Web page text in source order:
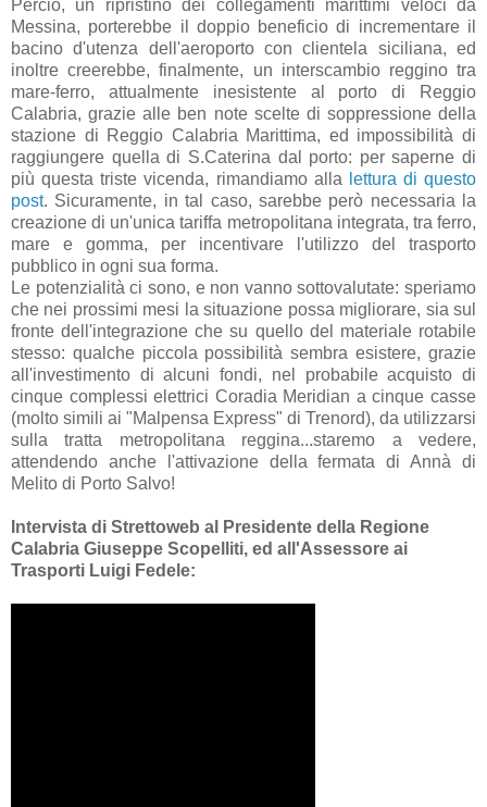
Perciò, un ripristino dei collegamenti marittimi veloci da
Messina, porterebbe il doppio beneficio di incrementare il
bacino d'utenza dell'aeroporto con clientela siciliana, ed
inoltre creerebbe, finalmente, un interscambio reggino tra
mare-ferro, attualmente inesistente al porto di Reggio
Calabria, grazie alle ben note scelte di soppressione della
stazione di Reggio Calabria Marittima, ed impossibilità di
raggiungere quella di S.Caterina dal porto: per saperne di
più questa triste vicenda, rimandiamo alla
lettura di questo
post. Sicuramente, in tal caso, sarebbe però necessaria la
creazione di un'unica tariffa metropolitana integrata, tra ferro,
mare e gomma, per incentivare l'utilizzo del trasporto
pubblico in ogni sua forma.
Le potenzialità ci sono, e non vanno sottovalutate: speriamo
che nei prossimi mesi la situazione possa migliorare, sia sul
fronte dell'integrazione che su quello del materiale rotabile
stesso: qualche piccola possibilità sembra esistere, grazie
all'investimento di alcuni fondi, nel probabile acquisto di
cinque complessi elettrici Coradia Meridian a cinque casse
(molto simili ai "Malpensa Express" di Trenord), da utilizzarsi
sulla tratta metropolitana reggina...staremo a vedere,
attendendo anche l'attivazione della fermata di Annà di
Melito di Porto Salvo!
Intervista di Strettoweb al Presidente della Regione
Calabria Giuseppe Scopelliti, ed all'Assessore ai
Trasporti Luigi Fedele: